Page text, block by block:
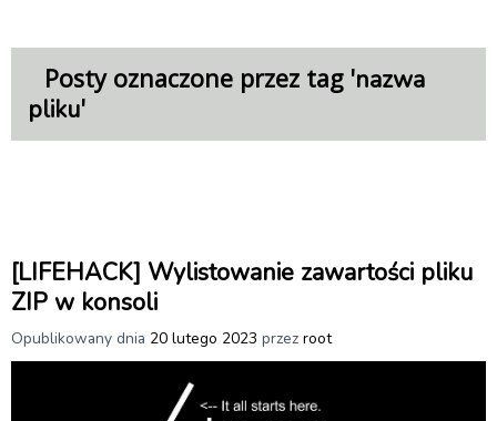
Posty oznaczone przez tag 'nazwa
pliku'
[LIFEHACK] Wylistowanie zawartości pliku
ZIP w konsoli
Opublikowany dnia 20 lutego 2023 przez root